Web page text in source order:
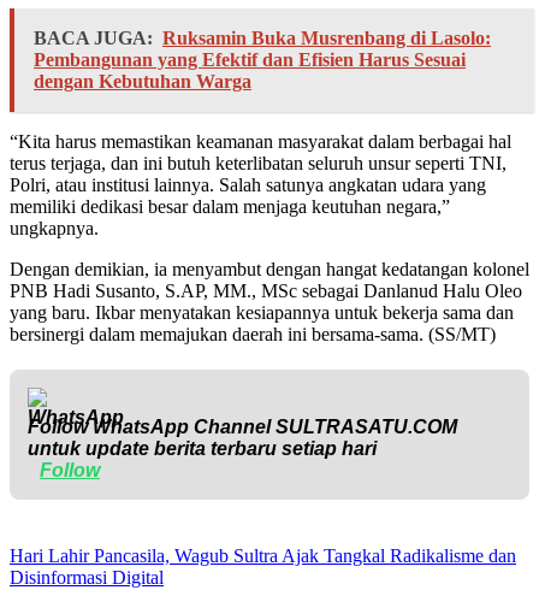
BACA JUGA: Ruksamin Buka Musrenbang di Lasolo:
Pembangunan yang Efektif dan Efisien Harus Sesuai
dengan Kebutuhan Warga
“Kita harus memastikan keamanan masyarakat dalam berbagai hal
terus terjaga, dan ini butuh keterlibatan seluruh unsur seperti TNI,
Polri, atau institusi lainnya. Salah satunya angkatan udara yang
memiliki dedikasi besar dalam menjaga keutuhan negara,”
ungkapnya.
Dengan demikian, ia menyambut dengan hangat kedatangan kolonel
PNB Hadi Susanto, S.AP, MM., MSc sebagai Danlanud Halu Oleo
yang baru. Ikbar menyatakan kesiapannya untuk bekerja sama dan
bersinergi dalam memajukan daerah ini bersama-sama. (SS/MT)
Follow WhatsApp ChannelSULTRASATU.COM
untuk update berita terbaru setiap hari
Follow
Hari Lahir Pancasila, Wagub Sultra Ajak Tangkal Radikalisme dan
Disinformasi Digital